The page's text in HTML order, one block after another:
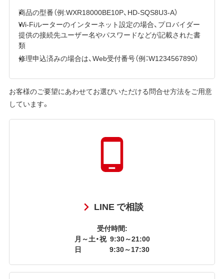
商品の型番（例:WXR18000BE10P、HD-SQS8U3-A）
Wi-Fiルーターのインターネット設定の場合、プロバイダー
提供の接続先ユーザー名やパスワードなどが記載された書
類
修理申込済みの場合は、Web受付番号（例：W1234567890）
お客様のご要望にあわせてお選びいただける問合せ方法をご用意
しています。
LINE で相談
受付時間:
月～土・祝 9:30～21:00
日
9:30～17:30